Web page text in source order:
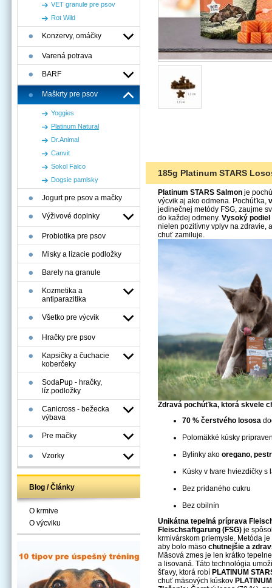
VET granule pre psov
Rot Wild
Konzervy, omáčky
Varená potrava
BARF
Maškrty pre psov
Yoggies
Platinum Natural
Dr.Animal
Canvit
Sokol Falco
Dogsie pamlsky
Jogurt pre psov a mačky
Výživové doplnky
Probiotika pre psov
Misky a lízacie podložky
Barely na granule
Kozmetika a
antiparazitika
Všetko pre výcvik
Hračky pre psov
Kapsičky a čuchacie
koberčeky
SodaPup - hračky,
líz.podložky
Canicross - bežecka
výbava
Pre mačky
Vzorky
Blog / Články
O krmive
O výcviku
185g Platinum STARS
Platinum STARS Salmon je
výcvik aj ako odmena. Pochúťka,
jedinečnej metódy FSG, zaujme
do každej odmeny. Vysoký
nielen pozitívny vplyv na zdravie,
chuť zamiluje.
Zdravá pochúťka, ktorá skvele
70 % čerstvého lososa
Polomäkké kúsky
Bylinky ako oregano,
Kúsky v tvare hviezdičky
Bez pridaného cukru
Bez obilnín
Unikátna tepelná príprava
Fleischsaftgarung (FSG) je
krmivárskom priemysle. Metóda
aby bolo mäso chutnejšie a
Mäsová zmes je len krátko
a lisovaná. Táto technológia
šťavy, ktorá robí PLATINUM
chuť mäsových kúskov PLATINUM